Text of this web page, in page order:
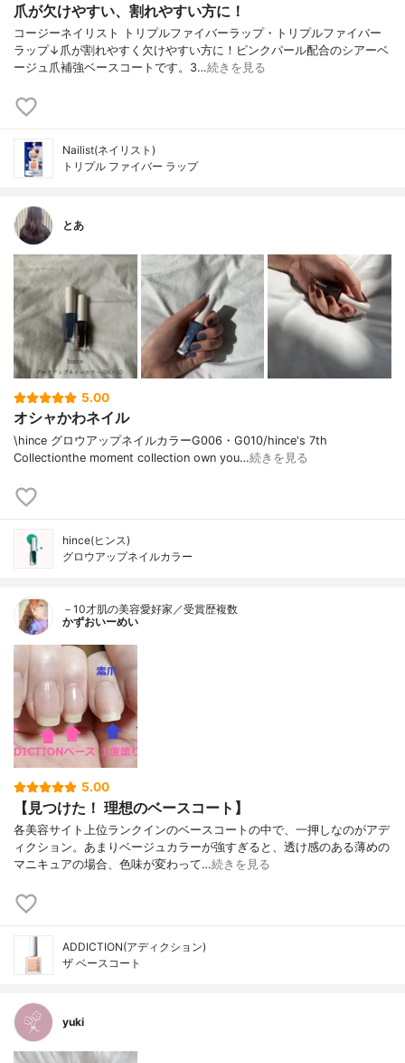
爪が欠けやすい、割れやすい方に！
コージーネイリスト トリプルファイバーラップ・トリプルファイバー
ラップ↓爪が割れやすく欠けやすい方に！ピンクパール配合のシアーベ
ージュ爪補強ベースコートです。3…続きを見る
Nailist(ネイリスト)
トリプル ファイバー ラップ
とあ
5.00
オシャかわネイル
\hince グロウアップネイルカラーG006・G010/hince's 7th
Collectionthe moment collection own you…続きを見る
hince(ヒンス)
グロウアップネイルカラー
－10才肌の美容愛好家／受賞歴複数
かずおいーめい
5.00
【見つけた！ 理想のベースコート】
各美容サイト上位ランクインのベースコートの中で、一押しなのがアデ
ィクション。あまりベージュカラーが強すぎると、透け感のある薄めの
マニキュアの場合、色味が変わって…続きを見る
ADDICTION(アディクション)
ザ ベースコート
yuki